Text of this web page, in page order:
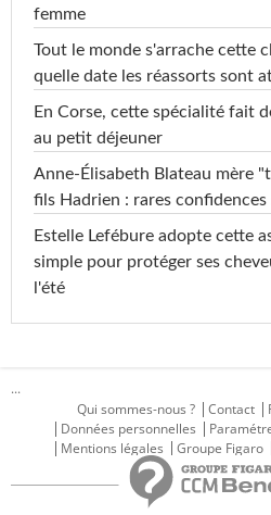
femme
Tout le monde s'arrache cette
quelle date les réassorts sont
En Corse, cette spécialité fait
au petit déjeuner
Anne-Élisabeth Blateau mère
fils Hadrien : rares confidences
Estelle Lefébure adopte cette
simple pour protéger ses
l'été
...
Qui sommes-nous ?
Contact
Données personnelles
Mentions légales
Groupe Figaro